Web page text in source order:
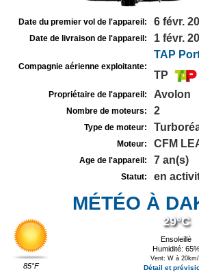
Date du premier vol de l'appareil: 6 févr.
Date de livraison de l'appareil: 1 févr.
Compagnie aérienne exploitante:
TAP
TP
Propriétaire de l'appareil: Avolon
Nombre de moteurs: 2
Type de moteur:
Moteur: CFM
Age de l'appareil: 7 an(s)
Statut: en
MÉTÉO À
85°F
29°C
Ensoleillé
Humidité:
Vent: W à
Détail et